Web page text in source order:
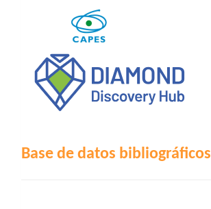
Base de datos bibliográficos